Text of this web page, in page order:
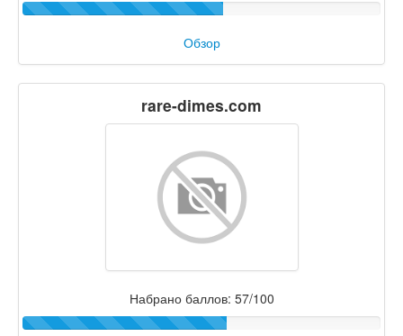
Обзор
rare-dimes.com
Набрано баллов: 57/100